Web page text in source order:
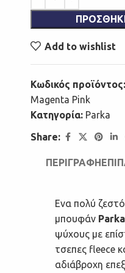
Add to wishlist
Κωδικός προϊόντος:
Magenta Pink
Κατηγορία: Parka
Share:
ΠΕΡΙΓΡΑΦΉ
Ενα πολύ
μπουφάν Parka
ψύχους με
τσεπες fleece
αδιάβροχη